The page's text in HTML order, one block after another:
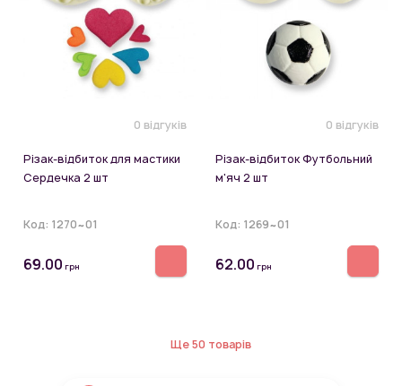
0 відгуків
Різак-відбиток для мастики
Сердечка 2 шт
Код: 1270~01
69.00 грн
0 відгуків
Різак-відбиток Футбольний
м'яч 2 шт
Код: 1269~01
62.00 грн
Ще 50 товарів